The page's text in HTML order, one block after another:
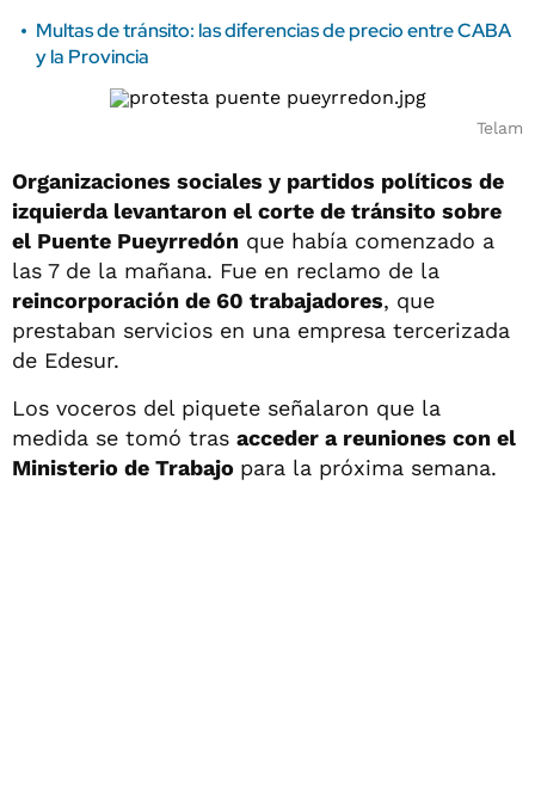
Multas de tránsito: las diferencias de precio entre CABA
y la Provincia
Telam
Organizaciones sociales y partidos políticos de
izquierda levantaron el corte de tránsito sobre
el Puente Pueyrredón que había comenzado a
las 7 de la mañana. Fue en reclamo de la
reincorporación de 60 trabajadores, que
prestaban servicios en una empresa tercerizada
de Edesur.
Los voceros del piquete señalaron que la
medida se tomó tras acceder a reuniones con el
Ministerio de Trabajo para la próxima semana.